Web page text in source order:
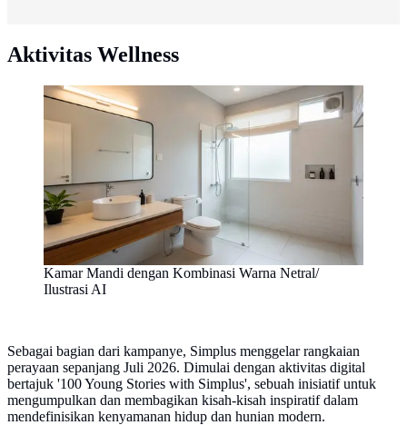
Aktivitas Wellness
Kamar Mandi dengan Kombinasi Warna Netral/
Ilustrasi AI
Sebagai bagian dari kampanye, Simplus menggelar rangkaian
perayaan sepanjang Juli 2026. Dimulai dengan aktivitas digital
bertajuk '100 Young Stories with Simplus', sebuah inisiatif untuk
mengumpulkan dan membagikan kisah-kisah inspiratif dalam
mendefinisikan kenyamanan hidup dan hunian modern.